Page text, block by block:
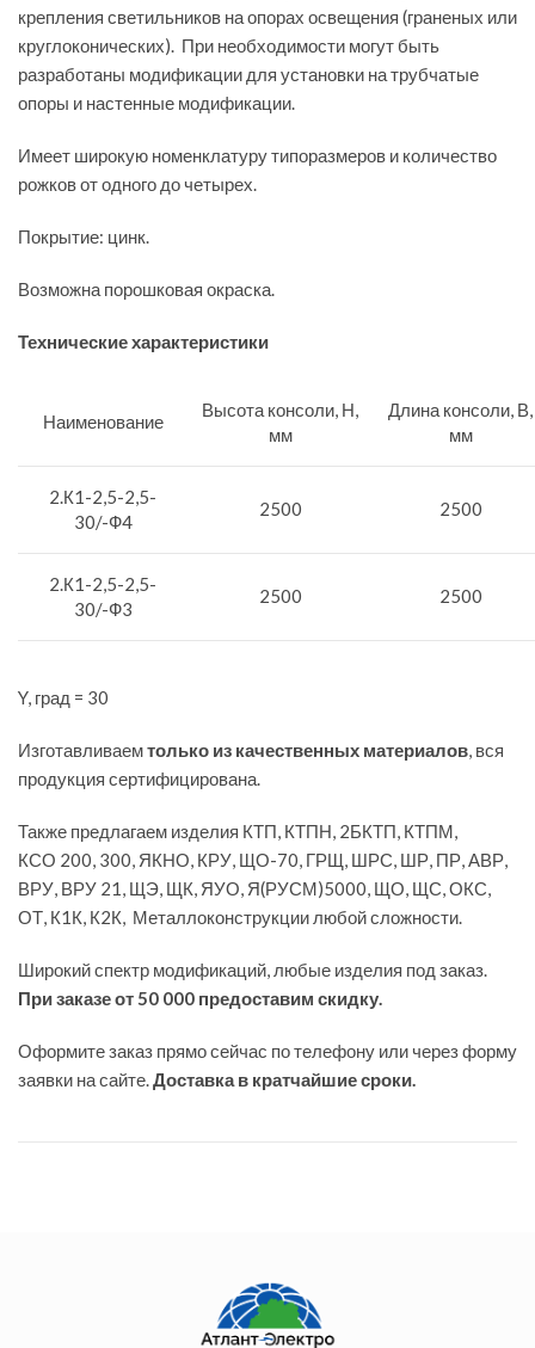
крепления светильников на опорах освещения (граненых или
круглоконических). При необходимости могут быть
разработаны модификации для установки на трубчатые
опоры и настенные модификации.
Имеет широкую номенклатуру типоразмеров и количество
рожков от одного до четырех.
Покрытие: цинк.
Возможна порошковая окраска.
Технические характеристики
Наименование
Высота консоли, Н,
мм
Длина консоли, В,
мм
2.К1-2,5-2,5-
30/-Ф4
2500 2500
2.К1-2,5-2,5-
30/-Ф3
2500 2500
Y, град = 30
Изготавливаемтолько из качественных материалов, вся
продукция сертифицирована.
Также предлагаем изделия КТП, КТПН, 2БКТП, КТПМ,
КСО 200, 300, ЯКНО, КРУ, ЩО-70, ГРЩ, ШРС, ШР, ПР, АВР,
ВРУ, ВРУ 21, ЩЭ, ЩК, ЯУО, Я(РУСМ)5000, ЩО, ЩС, ОКС,
ОТ, К1К, К2К, Металлоконструкции любой сложности.
Широкий спектр модификаций, любые изделия под заказ.
При заказе от 50 000 предоставим скидку.
Оформите заказ прямо сейчас по телефону или через форму
заявки на сайте.Доставка в кратчайшие сроки.